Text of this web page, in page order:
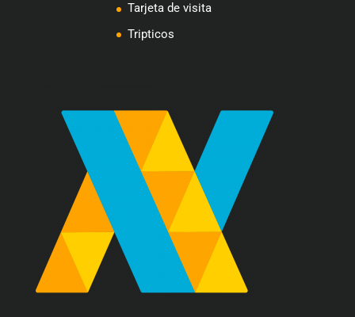
Tarjeta de visita
Tripticos